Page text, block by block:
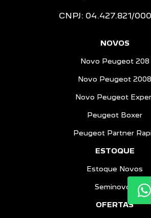
CNPJ: 04.427.821/
NOVOS
Novo Peugeot 208
Novo Peugeot 2008
Novo Peugeot
Peugeot Boxer
Peugeot Partner
ESTOQUE
Estoque Novos
Seminovos
OFERTAS